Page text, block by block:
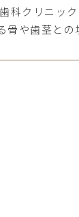
科クリニッ
骨や歯茎と